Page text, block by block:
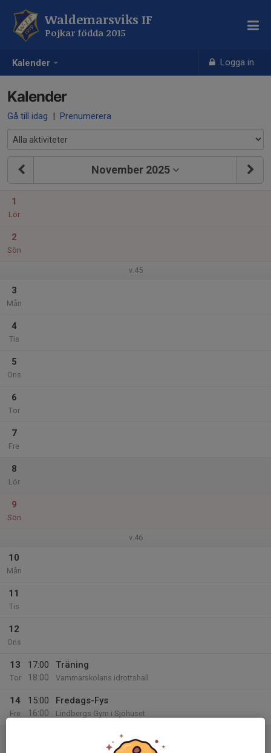
Kalender Logga in
Waldemarsviks IF
Pojkar födda 2015
Kalender
Gå till idag | Prenumerera
November 2025
1
Lör
2
Sön
v.45
3
Mån
4
Tis
5
Ons
6
Tor
7
Fre
8
Lör
9
Sön
v.46
10
Mån
11
Tis
12
Ons
13
Tor
17:00
18:00
Träning
Vammarskolans idrottshall
14
Fre
15:00
16:00
Fredags-Fys
Lindbergs Gym i Sjöhuset